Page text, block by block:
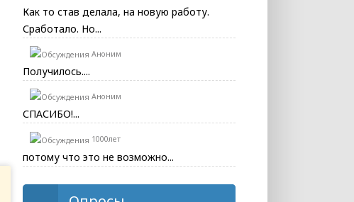
Как то став делала, на новую работу.
Сработало. Но...
Аноним
Получилось....
Аноним
СПАСИБО!...
1000лет
потому что это не возможно...